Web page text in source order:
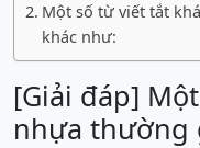
Một số từ viết tắt
khác như:
[Giải đáp]
nhựa thường